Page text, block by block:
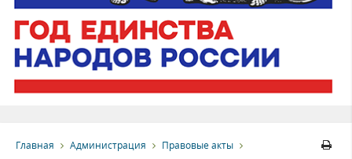
Главная Администрация Правовые акты